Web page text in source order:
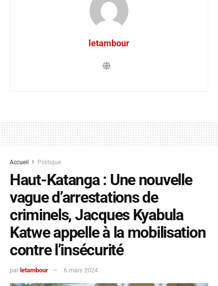
letambour
Accueil Politique
Haut-Katanga : Une nouvelle
vague d’arrestations de
criminels, Jacques Kyabula
Katwe appelle à la mobilisation
contre l’insécurité
par letambour 6 mars 2024